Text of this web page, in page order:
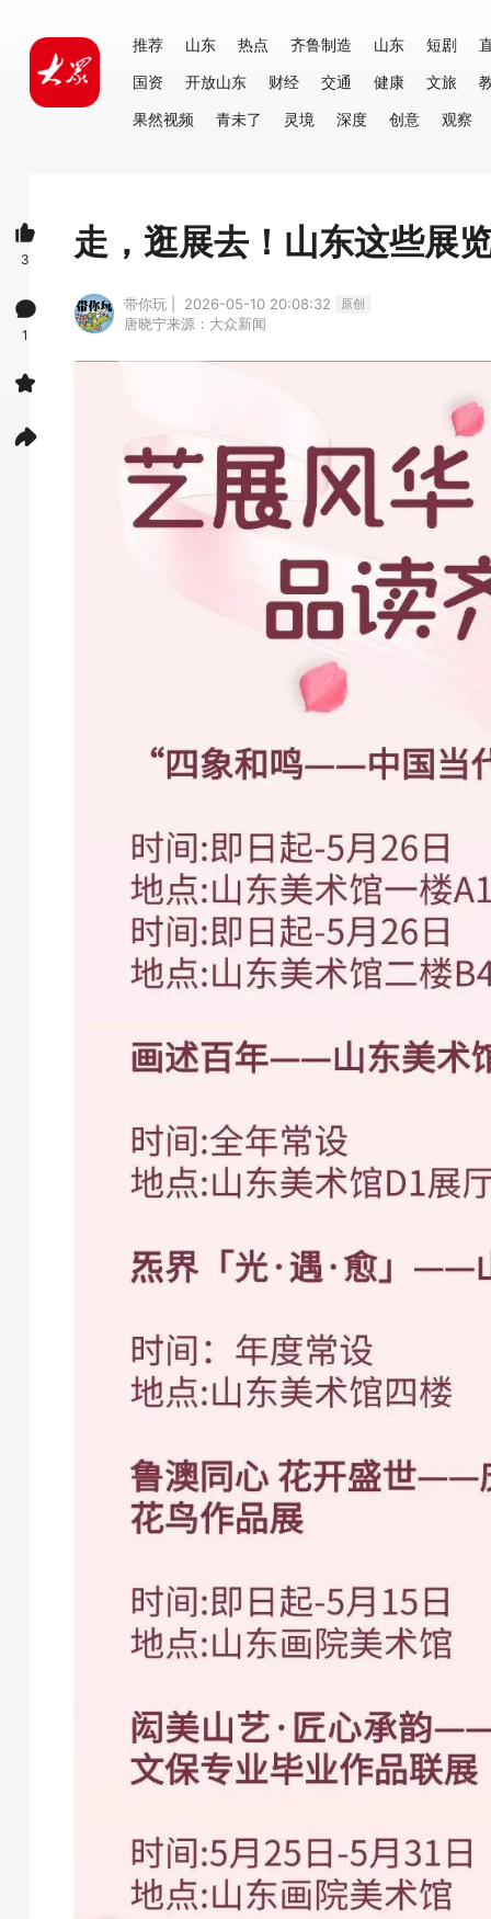
推荐 山东 热点 齐鲁制造 山东 短剧
国资
开放山东 财经 交通 健康 文旅
果然视频
青未了 灵境 深度 创意 观察
走，逛展去！山东这些展
带你玩 | 2026-05-10 20:08:32 原创
唐晓宁来源：大众新闻
3
1